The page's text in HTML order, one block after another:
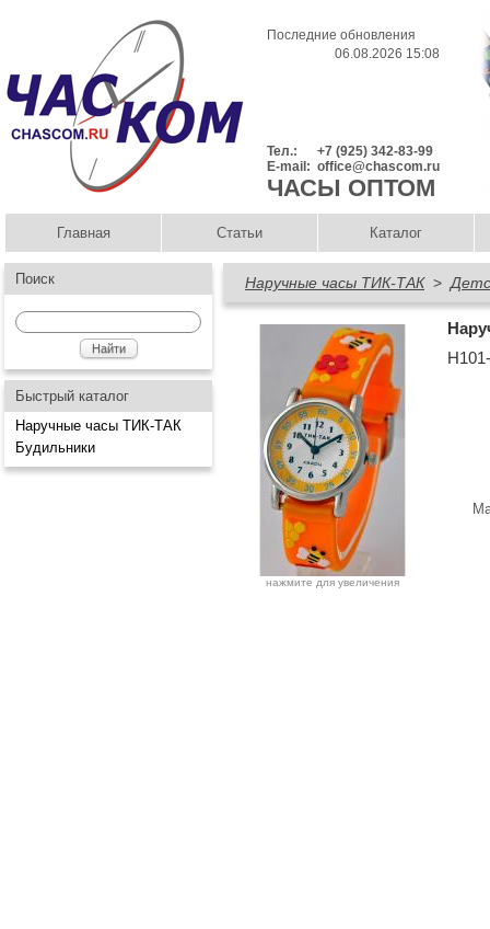
Последние обновления
06.08.2026 15:08
Тел.:
+7 (925) 342-83-99
E-mail: office@chascom.ru
ЧАСЫ ОПТОМ
Главная Статьи Каталог
Поиск
Быстрый каталог
Наручные часы ТИК-ТАК
Будильники
Наручные часы ТИК-ТАК>
нажмите для увеличения